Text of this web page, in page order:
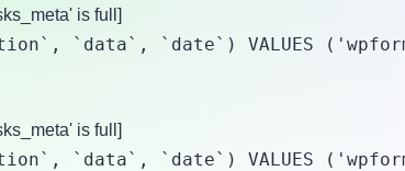
is full]
`data`, `date`) VALUES
is full]
`data`, `date`) VALUES